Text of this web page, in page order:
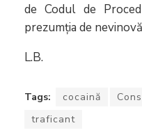
de Codul de
prezumția de
L.B.
Tags: cocaină
traficant